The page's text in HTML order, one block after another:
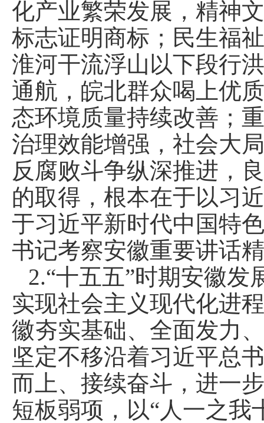
化产业繁荣发展，精神
标志证明商标；民生福
淮河干流浮山以下段行
通航，皖北群众喝上优
态环境质量持续改善；
治理效能增强，社会大
反腐败斗争纵深推进，
的取得，根本在于以习
于习近平新时代中国特
书记考察安徽重要讲话
2.“十五五”时期安徽发
实现社会主义现代化进
徽夯实基础、全面发力
坚定不移沿着习近平总
而上、接续奋斗，进一
短板弱项，以“人一之我